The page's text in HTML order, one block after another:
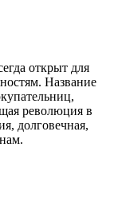
открыт для
Название
революция в
долговечная,